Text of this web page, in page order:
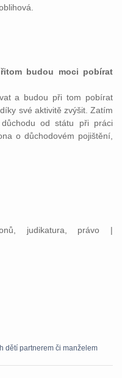
budou moci pobírat
a budou při tom pobírat
své aktivitě zvýšit. Zatím
od státu při práci
o důchodovém pojištění,
judikatura, právo |
dětí partnerem či manželem